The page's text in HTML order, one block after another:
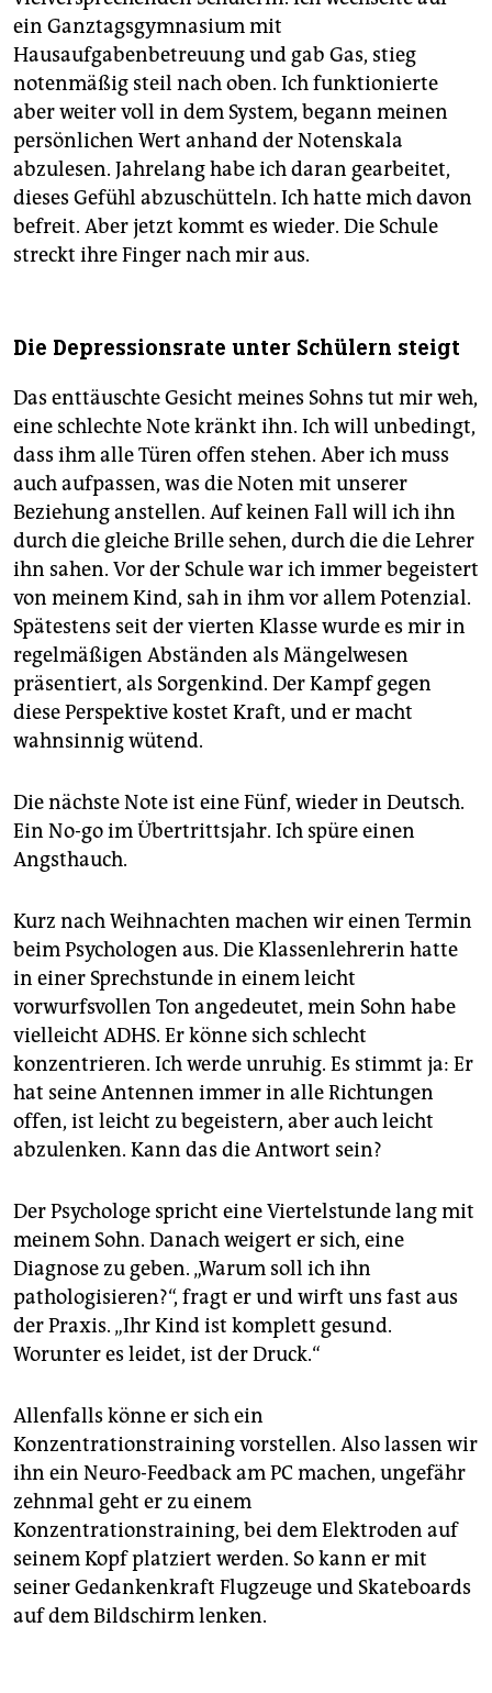
ein Ganztagsgymnasium mit
Hausaufgabenbetreuung und gab Gas, stieg
notenmäßig steil nach oben. Ich funktionierte
aber weiter voll in dem System, begann meinen
persönlichen Wert anhand der Notenskala
abzulesen. Jahrelang habe ich daran gearbeitet,
dieses Gefühl abzuschütteln. Ich hatte mich davon
befreit. Aber jetzt kommt es wieder. Die Schule
streckt ihre Finger nach mir aus.
Die Depressionsrate unter Schülern steigt
Das enttäuschte Gesicht meines Sohns tut mir weh,
eine schlechte Note kränkt ihn. Ich will unbedingt,
dass ihm alle Türen offen stehen. Aber ich muss
auch aufpassen, was die Noten mit unserer
Beziehung anstellen. Auf keinen Fall will ich ihn
durch die gleiche Brille sehen, durch die die Lehrer
ihn sahen. Vor der Schule war ich immer begeistert
von meinem Kind, sah in ihm vor allem Potenzial.
Spätestens seit der vierten Klasse wurde es mir in
regelmäßigen Abständen als Mängelwesen
präsentiert, als Sorgenkind. Der Kampf gegen
diese Perspektive kostet Kraft, und er macht
wahnsinnig wütend.
Die nächste Note ist eine Fünf, wieder in Deutsch.
Ein No-go im Übertrittsjahr. Ich spüre einen
Angsthauch.
Kurz nach Weihnachten machen wir einen Termin
beim Psychologen aus. Die Klassenlehrerin hatte
in einer Sprechstunde in einem leicht
vorwurfsvollen Ton angedeutet, mein Sohn habe
vielleicht ADHS. Er könne sich schlecht
konzentrieren. Ich werde unruhig. Es stimmt ja: Er
hat seine Antennen immer in alle Richtungen
offen, ist leicht zu begeistern, aber auch leicht
abzulenken. Kann das die Antwort sein?
Der Psychologe spricht eine Viertelstunde lang mit
meinem Sohn. Danach weigert er sich, eine
Diagnose zu geben. „Warum soll ich ihn
pathologisieren?“, fragt er und wirft uns fast aus
der Praxis. „Ihr Kind ist komplett gesund.
Worunter es leidet, ist der Druck.“
Allenfalls könne er sich ein
Konzentrationstraining vorstellen. Also lassen wir
ihn ein Neuro-Feedback am PC machen, ungefähr
zehnmal geht er zu einem
Konzentrationstraining, bei dem Elektroden auf
seinem Kopf platziert werden. So kann er mit
seiner Gedankenkraft Flugzeuge und Skateboards
auf dem Bildschirm lenken.